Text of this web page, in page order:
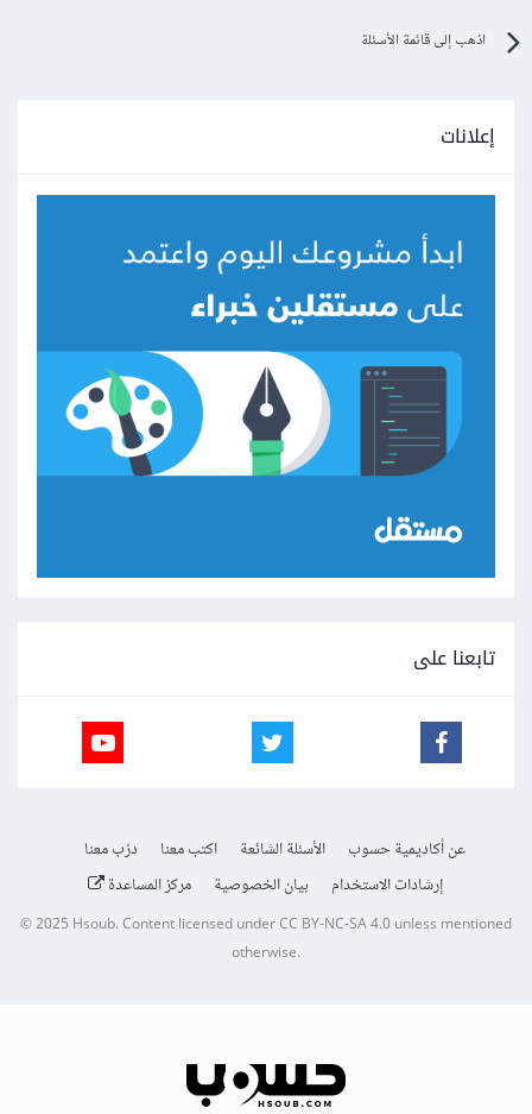
اذهب إلى قائمة الأسئلة
إعلانات
تابعنا على
عن أكاديمية حسوب الأسئلة الشائعة اكتب معنا
درّب معنا
إرشادات الاستخدام
بيان الخصوصية مركز المساعدة
© 2025Hsoub.Content licensed underCC BY-NC-SA 4.0unless mentioned
otherwise.